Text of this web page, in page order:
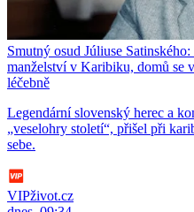
Smutný osud Júliuse
manželství v Karibiku, domů se
léčebně
Legendární slovenský herec a
„veselohry století“, přišel při
sebe.
VIPživot.cz